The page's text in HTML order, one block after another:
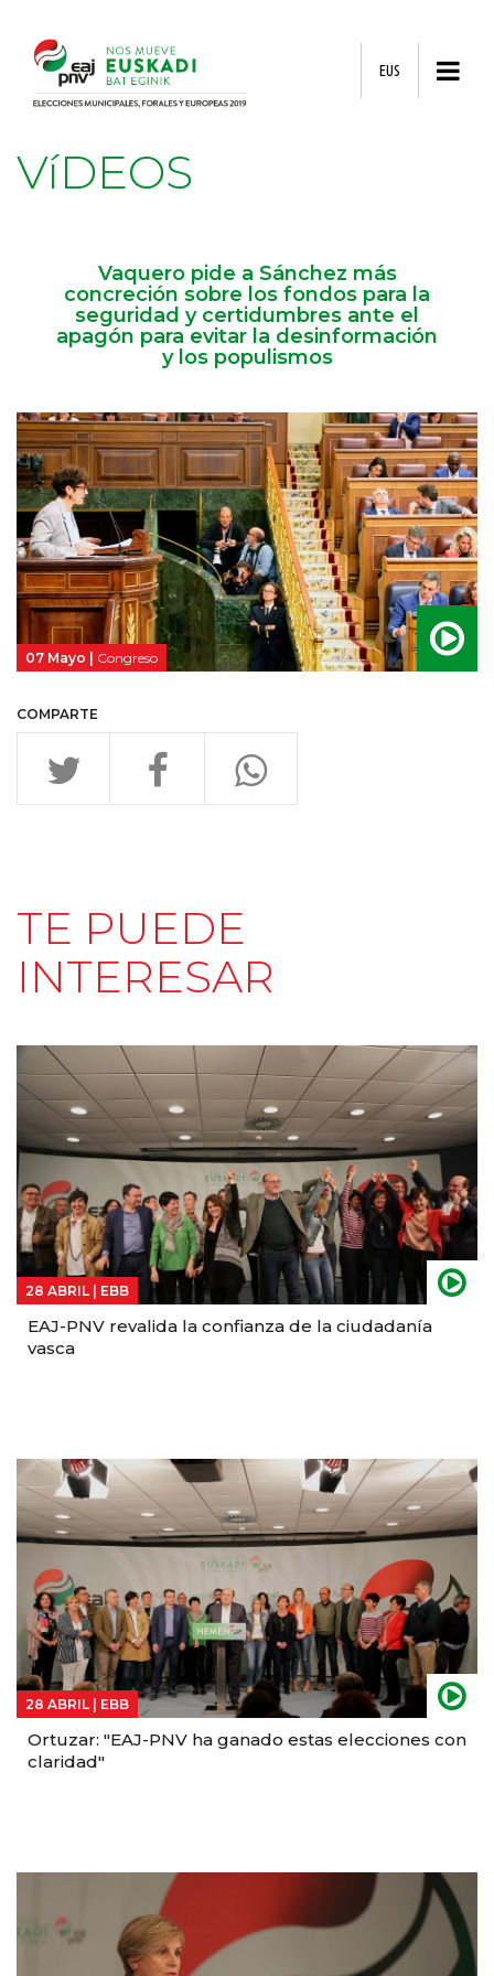
EUS
VíDEOS
Vaquero pide a Sánchez más
concreción sobre los fondos para la
seguridad y certidumbres ante el
apagón para evitar la desinformación
y los populismos
07 Mayo | Congreso
COMPARTE
TE PUEDE
INTERESAR
28 ABRIL | EBB
EAJ-PNV revalida la confianza de la ciudadanía
vasca
28 ABRIL | EBB
Ortuzar: "EAJ-PNV ha ganado estas elecciones con
claridad"